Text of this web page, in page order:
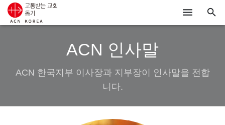
시리아
ACN 인사말
ACN 한국지부 이사장과 지부장이 인사말을 전합
니다.